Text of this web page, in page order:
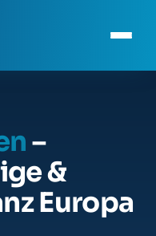
–
&
Europa